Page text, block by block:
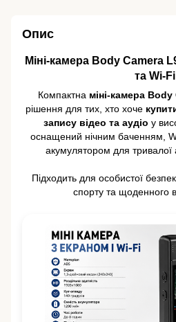
Опис
Міні-камера Body Camera
та Wi-Fi
Компактна міні-камера
рішення для тих, хто хоче
запису відео та аудіо у
оснащений нічним баченням,
акумулятором для тривалої
Підходить для особистої
спорту та щоденного